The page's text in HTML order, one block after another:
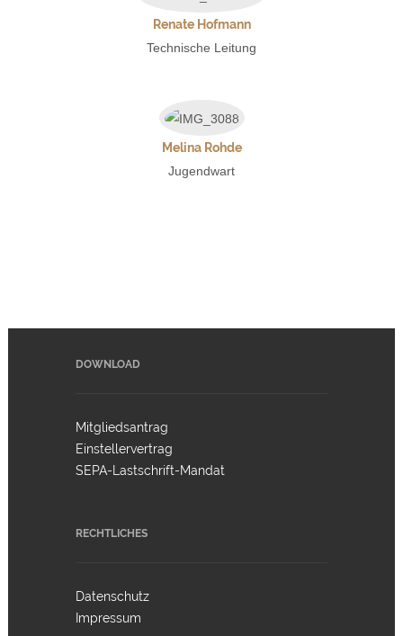
Renate Hofmann
Technische Leitung
Melina Rohde
Jugendwart
DOWNLOAD
Mitgliedsantrag
Einstellervertrag
SEPA-Lastschrift-Mandat
RECHTLICHES
Datenschutz
Impressum